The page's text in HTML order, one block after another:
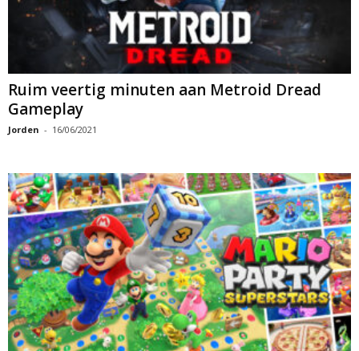
Ruim veertig minuten aan Metroid Dread
Gameplay
Jorden - 16/06/2021